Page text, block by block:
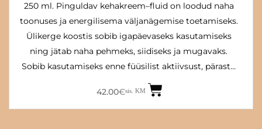
250 ml. Pinguldav kehakreem–fluid on loodud naha
toonuses ja energilisema väljanägemise toetamiseks.
Ülikerge koostis sobib igapäevaseks kasutamiseks
ning jätab naha pehmeks, siidiseks ja mugavaks.
Sobib kasutamiseks enne füüsilist aktiivsust, pärast…
42.00€sis. KM